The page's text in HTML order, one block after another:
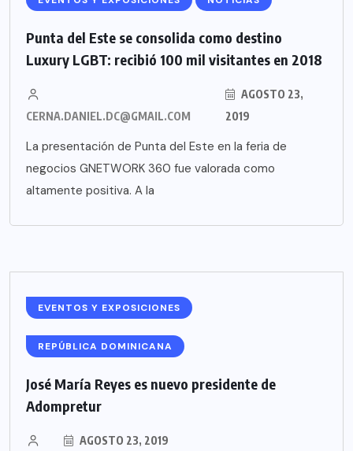
Punta del Este se consolida como destino
Luxury LGBT: recibió 100 mil visitantes en 2018
CERNA.DANIEL.DC@GMAIL.COM
AGOSTO 23,
2019
La presentación de Punta del Este en la feria de
negocios GNETWORK 360 fue valorada como
altamente positiva. A la
EVENTOS Y EXPOSICIONES
REPÚBLICA DOMINICANA
José María Reyes es nuevo presidente de
Adompretur
AGOSTO 23, 2019